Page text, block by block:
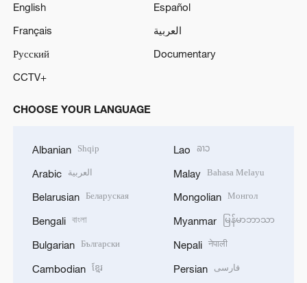
English
Español
Français
العربية
Русский
Documentary
CCTV+
CHOOSE YOUR LANGUAGE
Albanian Shqip
Arabic العربية
Belarusian Беларуская
Bengali বাংলা
Bulgarian Български
Cambodian ខ្មែរ
Lao ລາວ
Malay Bahasa Melayu
Mongolian Монгол
Myanmar မြန်မာဘာသာ
Nepali नेपाली
Persian فارسی